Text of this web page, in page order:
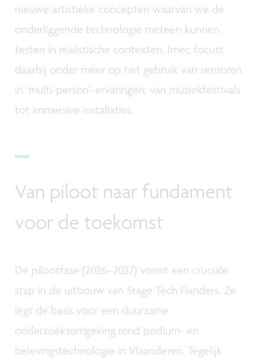
nieuwe artistieke concepten waarvan we de
onderliggende technologie meteen kunnen
testen in realistische contexten. Imec focust
daarbij onder meer op het gebruik van sensoren
in ‘multi-person’-ervaringen, van muziekfestivals
tot immersive installaties.
Van piloot naar fundament
voor de toekomst
De pilootfase (2026–2027) vormt een cruciale
stap in de uitbouw van Stage Tech Flanders. Ze
legt de basis voor een duurzame
onderzoeksomgeving rond podium- en
belevingstechnologie in Vlaanderen. Tegelijk